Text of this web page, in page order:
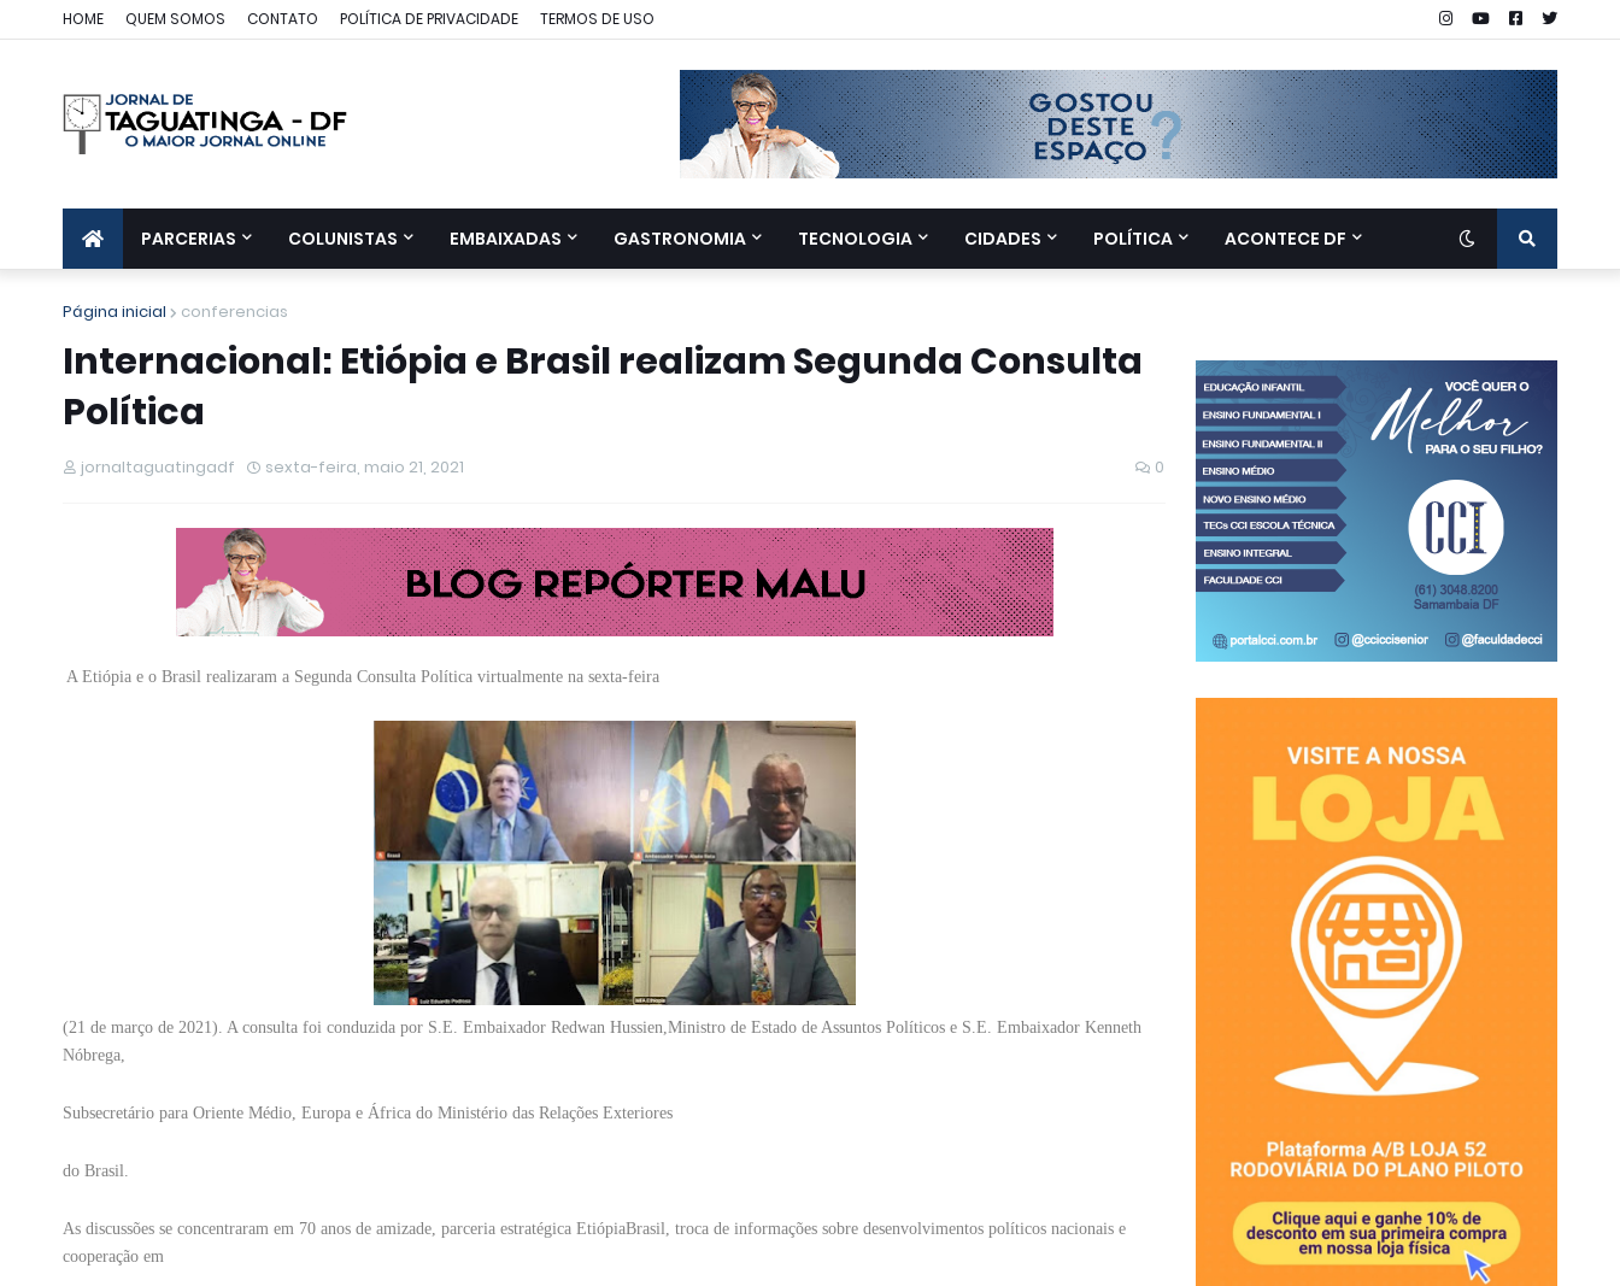
HOME QUEM SOMOS CONTATO POLÍTICA DE PRIVACIDADE TERMOS DE USO
PARCERIAS COLUNISTAS EMBAIXADAS GASTRONOMIA TECNOLOGIA CIDADES POLÍTICA ACONTECE DF
Página inicial conferencias
Internacional: Etiópia e Brasil realizam Segunda Consulta
Política
jornaltaguatingadf sexta-feira, maio 21, 2021 0
A Etiópia e o Brasil realizaram a Segunda Consulta Política virtualmente na sexta-feira
(21 de março de 2021). A consulta foi conduzida por S.E. Embaixador Redwan Hussien,Ministro de Estado de Assuntos Políticos e S.E. Embaixador Kenneth
Nóbrega,
Subsecretário para Oriente Médio, Europa e África do Ministério das Relações Exteriores
do Brasil.
As discussões se concentraram em 70 anos de amizade, parceria estratégica EtiópiaBrasil, troca de informações sobre desenvolvimentos políticos nacionais e
cooperação em